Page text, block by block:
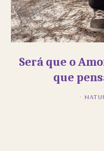
Será que o
que
·